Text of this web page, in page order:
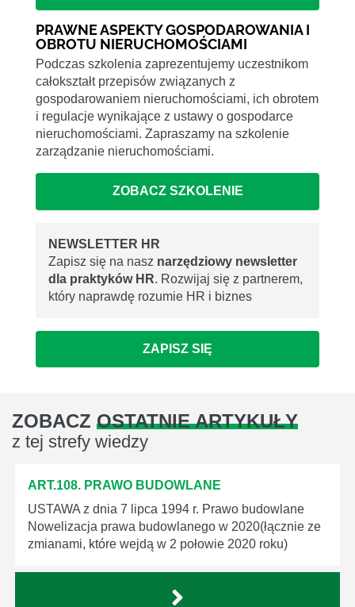
PRAWNE ASPEKTY GOSPODAROWANIA I
OBROTU NIERUCHOMOŚCIAMI
Podczas szkolenia zaprezentujemy uczestnikom
całokształt przepisów związanych z
gospodarowaniem nieruchomościami, ich obrotem
i regulacje wynikające z ustawy o gospodarce
nieruchomościami. Zapraszamy na szkolenie
zarządzanie nieruchomościami.
ZOBACZ SZKOLENIE
NEWSLETTER HR
Zapisz się na nasz narzędziowy newsletter
dla praktyków HR. Rozwijaj się z partnerem,
który naprawdę rozumie HR i biznes
ZAPISZ SIĘ
ZOBACZ OSTATNIE ARTYKUŁY
z tej strefy wiedzy
ART.108. PRAWO BUDOWLANE
USTAWA z dnia 7 lipca 1994 r. Prawo budowlane
Nowelizacja prawa budowlanego w 2020(łącznie ze
zmianami, które wejdą w 2 połowie 2020 roku)